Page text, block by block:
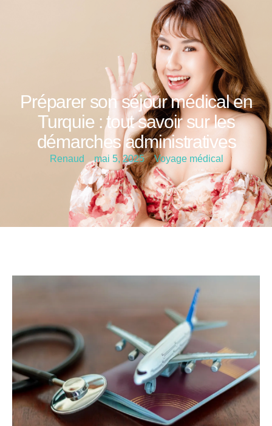
Préparer son séjour médical en
Turquie : tout savoir sur les
démarches administratives
Renaud mai 5, 2025 Voyage médical